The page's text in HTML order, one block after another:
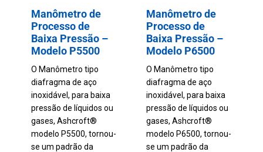
Manômetro de
Processo de
Baixa Pressão –
Modelo P5500
O Manômetro tipo
diafragma de aço
inoxidável, para baixa
pressão de líquidos ou
gases, Ashcroft®
modelo P5500, tornou-
se um padrão da
Manômetro de
Processo de
Baixa Pressão –
Modelo P6500
O Manômetro tipo
diafragma de aço
inoxidável, para baixa
pressão de líquidos ou
gases, Ashcroft®
modelo P6500, tornou-
se um padrão da